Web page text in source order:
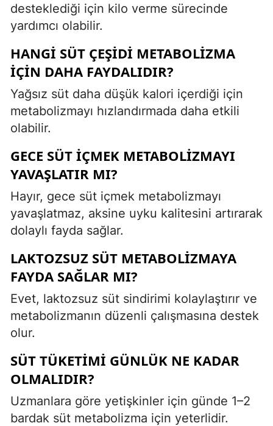
desteklediği için kilo verme sürecinde
yardımcı olabilir.
HANGI SÜT ÇEŞIDI METABOLIZMA
IÇIN DAHA FAYDALIDIR?
Yağsız süt daha düşük kalori içerdiği için
metabolizmayı hızlandırmada daha etkili
olabilir.
GECE SÜT IÇMEK METABOLIZMAYI
YAVAŞLATIR MI?
Hayır, gece süt içmek metabolizmayı
yavaşlatmaz, aksine uyku kalitesini artırarak
dolaylı fayda sağlar.
LAKTOZSUZ SÜT METABOLIZMAYA
FAYDA SAĞLAR MI?
Evet, laktozsuz süt sindirimi kolaylaştırır ve
metabolizmanın düzenli çalışmasına destek
olur.
SÜT TÜKETIMI GÜNLÜK NE KADAR
OLMALIDIR?
Uzmanlara göre yetişkinler için günde 1–2
bardak süt metabolizma için yeterlidir.